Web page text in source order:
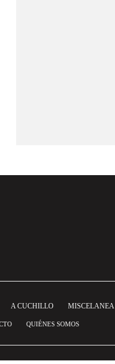
A CUCHILLO MISCELANEA
QUIÉNES SOMOS